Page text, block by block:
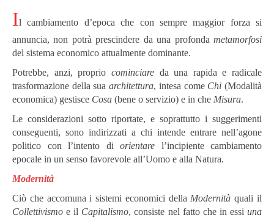
Il cambiamento d’epoca che con sempre maggior forza si
annuncia, non potrà prescindere da una profonda metamorfosi
del sistema economico attualmente dominante.
Potrebbe, anzi, proprio cominciareda una rapida e radicale
trasformazione della suaarchitettura, intesa come Chi (Modalità
economica) gestisce Cosa (bene o servizio) e in che Misura.
Le considerazioni sotto riportate, e soprattutto i suggerimenti
conseguenti, sono indirizzati a chi intende entrare nell’agone
politico con l’intento di orientare l’incipiente cambiamento
epocale in un senso favorevole all’Uomo e alla Natura.
Modernità
Ciò che accomuna i sistemi economici della Modernitàquali il
Collettivismo e il Capitalismo, consiste nel fatto che in essiuna